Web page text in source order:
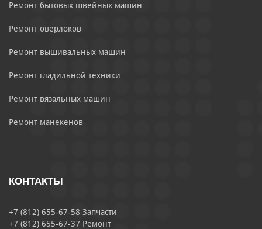
Ремонт бытовых швейных машин
Ремонт оверлоков
Ремонт вышивальных машин
Ремонт гладильной техники
Ремонт вязальных машин
Ремонт манекенов
КОНТАКТЫ
+7 (812) 655-67-58 Запчасти
+7 (812) 655-67-37 Ремонт